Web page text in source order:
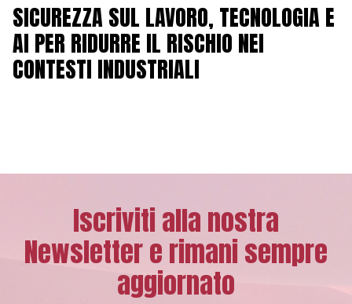
SICUREZZA SUL LAVORO, TECNOLOGIA E
AI PER RIDURRE IL RISCHIO NEI
CONTESTI INDUSTRIALI
Iscriviti alla nostra
Newsletter e rimani sempre
aggiornato